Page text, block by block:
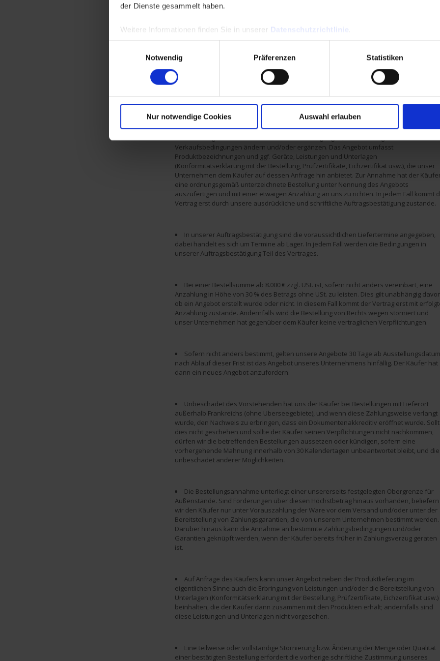
der Dienste gesammelt haben.
Weitere Informationen finden Sie in unserer Datenschutzrichtlinie
Notwendig
Präferenzen Statistiken
Nur notwendige Cookies Auswahl erlauben
gewünschten Mengen an unser Unternehmen zu richten. Der Vertrag kommt erst
schriftlich durch Zusendung einer Auftragsbestätigung angenommen hat.
Aufgrund des Verwaltungsaufwands gilt für alle Bestellungen eine vollständig und an
einem Lieferort lieferbare Mindestbestellmenge. Sofern nicht anders vereinbart, beträgt
die Mindestbestellsumme 250 € zzgl. USt. (Nettopreis). Wenn unser Unternehmen
Bestellungen unter der Mindestbestellsumme annimmt, werden Verwaltungs- und
Auftragsbearbeitungsgebühren verrechnet. Sofern nicht anders vereinbart, beträgt
Pauschale 40 € zzgl. USt.
Unser Angebot enthält die Besonderen Bedingungen, die diese Allgemeinen
Verkaufsbedingungen ändern und/oder ergänzen. Das Angebot umfasst
Produktbezeichnungen und ggf. Geräte, Leistungen und Unterlagen
(Konformitätserklärung mit der Bestellung, Prüfzertifikate, Eichzertifikat usw.), die unser
Unternehmen dem Käufer auf dessen Anfrage hin anbietet. Zur Annahme hat der
eine ordnungsgemäß unterzeichnete Bestellung unter Nennung des Angebots
auszufertigen und mit einer etwaigen Anzahlung an uns zu richten. In jedem Fall kommt
Vertrag erst durch unsere ausdrückliche und schriftliche Auftragsbestätigung zustande.
In unserer Auftragsbestätigung sind die voraussichtlichen Liefertermine angegeben,
dabei handelt es sich um Termine ab Lager. In jedem Fall werden die Bedingungen in
unserer Auftragsbestätigung Teil des Vertrages.
Bei einer Bestellsumme ab 8.000 € zzgl. USt. ist, sofern nicht anders vereinbart, eine
Anzahlung in Höhe von 30 % des Betrags ohne USt. zu leisten. Dies gilt unabhängig
ob ein Angebot erstellt wurde oder nicht. In diesem Fall kommt der Vertrag erst mit
Anzahlung zustande. Andernfalls wird die Bestellung von Rechts wegen storniert und
unser Unternehmen hat gegenüber dem Käufer keine vertraglichen Verpflichtungen.
Sofern nicht anders bestimmt, gelten unsere Angebote 30 Tage ab
nach Ablauf dieser Frist ist das Angebot unseres Unternehmens hinfällig. Der Käufer hat
dann ein neues Angebot anzufordern.
Unbeschadet des Vorstehenden hat uns der Käufer bei Bestellungen mit Lieferort
außerhalb Frankreichs (ohne Überseegebiete), und wenn diese Zahlungsweise verlangt
wurde, den Nachweis zu erbringen, dass ein Dokumentenakkreditiv eröffnet wurde.
dies nicht geschehen und sollte der Käufer seinen Verpflichtungen nicht nachkommen,
dürfen wir die betreffenden Bestellungen aussetzen oder kündigen, sofern eine
vorhergehende Mahnung innerhalb von 30 Kalendertagen unbeantwortet bleibt, und
unbeschadet anderer Möglichkeiten.
Die Bestellungsannahme unterliegt einer unsererseits festgelegten Obergrenze für
Außenstände. Sind Forderungen über diesen Höchstbetrag hinaus vorhanden, beliefern
wir den Käufer nur unter Vorauszahlung der Ware vor dem Versand und/oder unter der
Bereitstellung von Zahlungsgarantien, die von unserem Unternehmen bestimmt werden.
Darüber hinaus kann die Annahme an bestimmte Zahlungsbedingungen und/oder
Garantien geknüpft werden, wenn der Käufer bereits früher in Zahlungsverzug geraten
ist.
Auf Anfrage des Käufers kann unser Angebot neben der Produktlieferung im
eigentlichen Sinne auch die Erbringung von Leistungen und/oder die Bereitstellung von
Unterlagen (Konformitätserklärung mit der Bestellung, Prüfzertifikate, Eichzertifikat usw.)
beinhalten, die der Käufer dann zusammen mit den Produkten erhält; andernfalls sind
diese Leistungen und Unterlagen nicht vorgesehen.
Eine teilweise oder vollständige Stornierung bzw. Änderung der Menge oder Qualität
einer bestätigten Bestellung erfordert die vorherige schriftliche Zustimmung unseres